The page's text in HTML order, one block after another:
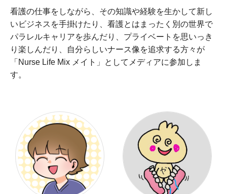
看護の仕事をしながら、その知識や経験を生かして新し
いビジネスを手掛けたり、看護とはまったく別の世界で
パラレルキャリアを歩んだり、プライベートを思いっき
り楽しんだり、自分らしいナース像を追求する方々が
「Nurse Life Mix メイト」としてメディアに参加しま
す。